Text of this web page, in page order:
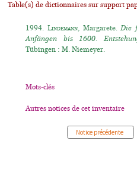
Table(s) de dictionnaires sur support
1994.Lindemann, Margarete.Die
Anfängen bis 1600.
Tübingen : M. Niemeyer.
Mots-clés
Autres notices de cet inventaire
Notice précédente